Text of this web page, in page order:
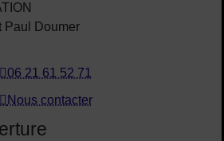
Paul Doumer
06 21 61 52 71
Nous contacter